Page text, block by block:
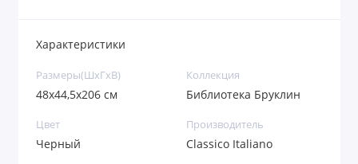
Характеристики
Размеры(ШxГxВ)
48х44,5х206 см
Коллекция
Библиотека Бруклин
Цвет
Черный
Производитель
Classico Italiano